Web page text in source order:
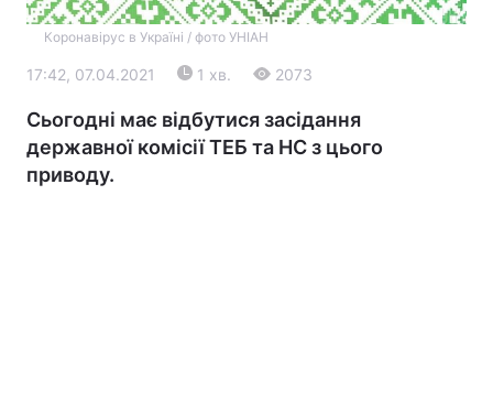
Головна Війна
Коронавірус в Україні / фото УНІАН
17:42, 07.04.2021 1 хв. 2073
Сьогодні має відбутися засідання
державної комісії ТЕБ та НС з цього
приводу.